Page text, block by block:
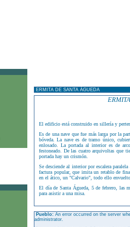
ERMITA DE SANTA ÁGUEDA
El edificio está construido en sillería y
Es de una nave que fue más larga por la
bóveda. La nave es de tramo único,
enlosado. La portada al interior es de
festoneado. De las cuatro arquivoltas que
portada hay un crismón.
Se desciende al interior por escalera
factura popular, que imita un retablo de
en el ático, un "Calvario", todo ello
El día de Santa Águeda, 5 de febrero, las
para asistir a una misa.
Pueblo: An error occurred on the server
administrator.